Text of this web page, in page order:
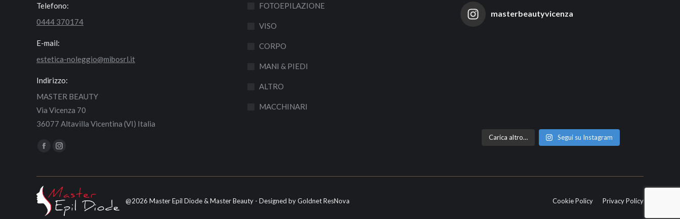
Telefono:
0444 370174
E-mail:
estetica-noleggio@mibosrl.it
Indirizzo:
MASTER BEAUTY
Via Vicenza 70
36077 Altavilla Vicentina (VI) Italia
Find us on:
Facebook
opens
new
Instagram
opens
in
new
FOTOEPILAZIONE
VISO
CORPO
MANI & PIEDI
ALTRO
MACCHINARI
masterbeautyvicenza
Carica altro… Segui su Instagram
@2026 Master Epil Diode & Master Beauty - Designed byGoldnet ResNova Cookie Policy Privacy Policy